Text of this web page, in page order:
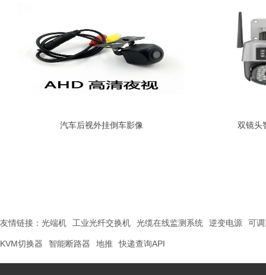
汽车后视外挂倒车影像 双镜头
友情链接： 光端机 工业光纤交换机 光缆在线监测系统 逆变电源 可
KVM切换器 智能断路器 地推 快递查询API